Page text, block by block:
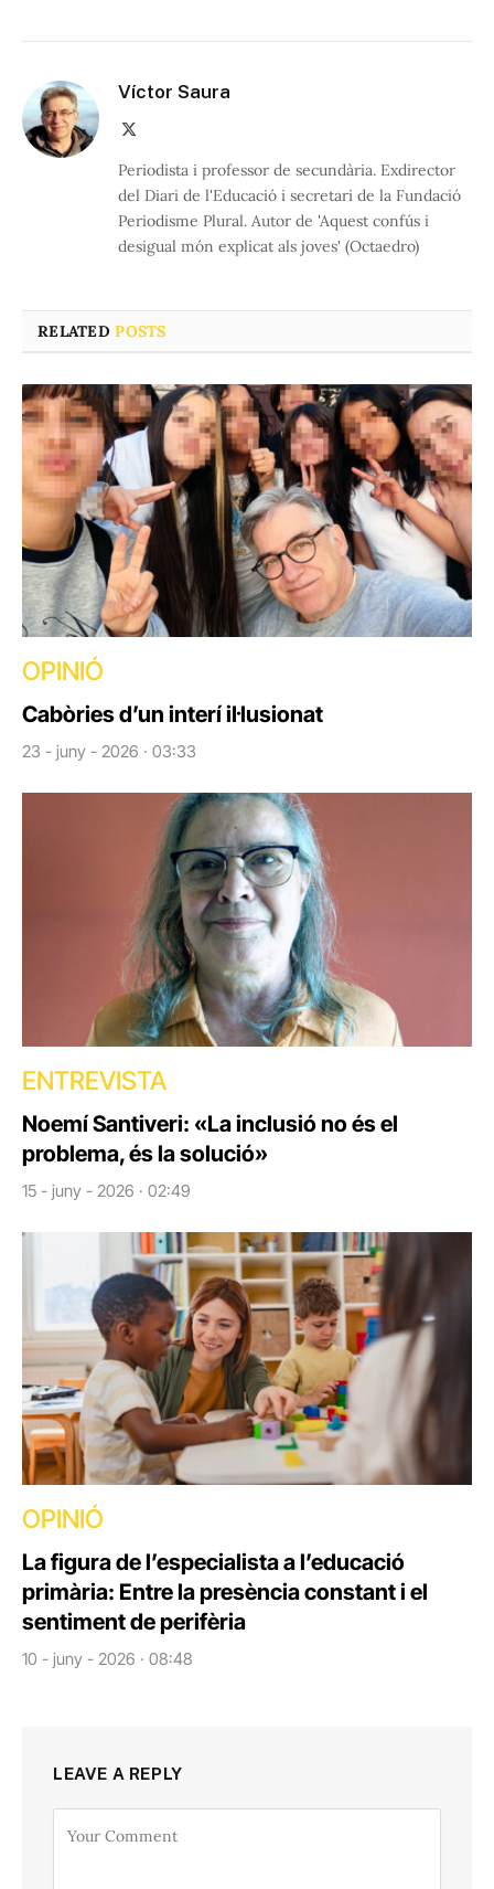
Víctor Saura
Periodista i professor de secundària. Exdirector
del Diari de l'Educació i secretari de la Fundació
Periodisme Plural. Autor de 'Aquest confús i
desigual món explicat als joves' (Octaedro)
RELATEDPOSTS
OPINIÓ
Cabòries d’un interí il·lusionat
23 - juny - 2026 · 03:33
ENTREVISTA
Noemí Santiveri: «La inclusió no és el
problema, és la solució»
15 - juny - 2026 · 02:49
OPINIÓ
La figura de l’especialista a l’educació
primària: Entre la presència constant i el
sentiment de perifèria
10 - juny - 2026 · 08:48
LEAVE A REPLY